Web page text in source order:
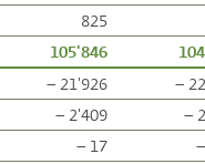
825
105'846
– 21'926
–
– 2'409
–
– 17